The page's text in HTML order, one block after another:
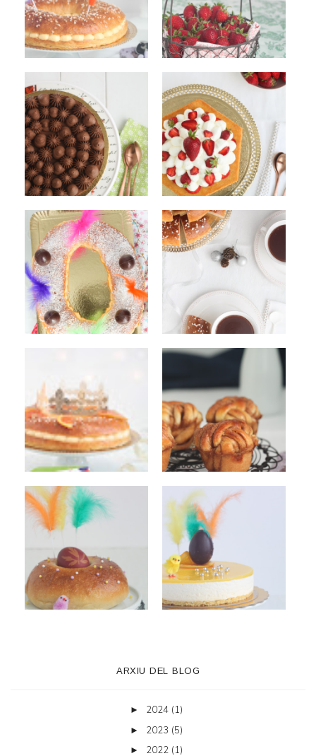
ARXIU DEL BLOG
► 2024 (1)
► 2023 (5)
► 2022 (1)